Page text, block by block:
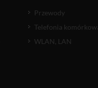
Przewody
Telefonia
WLAN, LAN